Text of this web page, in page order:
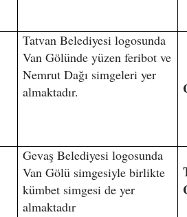
Tatvan Belediyesi logosunda
Van Gölünde yüzen feribot ve
Nemrut Dağı simgeleri yer
almaktadır.
Gevaş Belediyesi logosunda
Van Gölü simgesiyle birlikte
kümbet simgesi de yer
almaktadır